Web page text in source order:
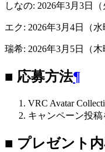
しなの: 2026年3月3日
エク: 2026年3月4日（
瑞希: 2026年3月5日（
■ 応募方法¶
VRC Avatar
キャンペーン投
■ プレゼント